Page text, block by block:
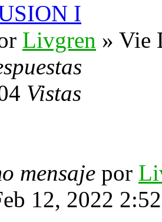
I
Livgren » Vie
Vistas
mensaje por
12, 2022